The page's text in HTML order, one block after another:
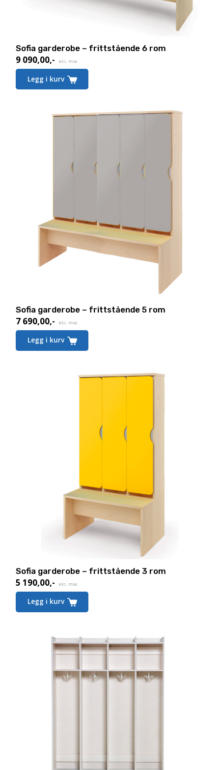
Sofia garderobe – frittstående 6 rom
9 090,00,- eks. mva.
Legg i kurv
Sofia garderobe – frittstående 5 rom
7 690,00,- eks. mva.
Legg i kurv
Sofia garderobe – frittstående 3 rom
5 190,00,- eks. mva.
Legg i kurv